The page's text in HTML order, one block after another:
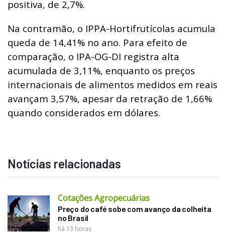
positiva, de 2,7%.
Na contramão, o IPPA-Hortifrutícolas acumula
queda de 14,41% no ano. Para efeito de
comparação, o IPA-OG-DI registra alta
acumulada de 3,11%, enquanto os preços
internacionais de alimentos medidos em reais
avançam 3,57%, apesar da retração de 1,66%
quando considerados em dólares.
Notícias relacionadas
Cotações Agropecuárias
Preço do café sobe com avanço da colheita
no Brasil
há 13 horas